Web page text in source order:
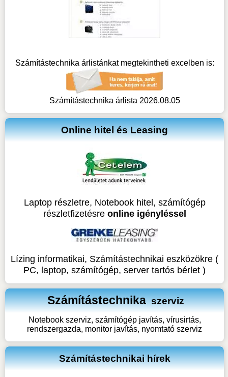
Számítástechnika árlistánkat megtekintheti excelben is:
Számítástechnika árlista 2026.08.05
Online hitel és Leasing
Laptop részletre, Notebook hitel, számítógép
részletfizetésre online igényléssel
Lízing informatikai, Számítástechnikai eszközökre (
PC, laptop, számítógép, server tartós bérlet )
Számítástechnika szerviz
Notebook szerviz, számítógép javítás, vírusirtás,
rendszergazda, monitor javítás, nyomtató szerviz
Számítástechnikai hírek